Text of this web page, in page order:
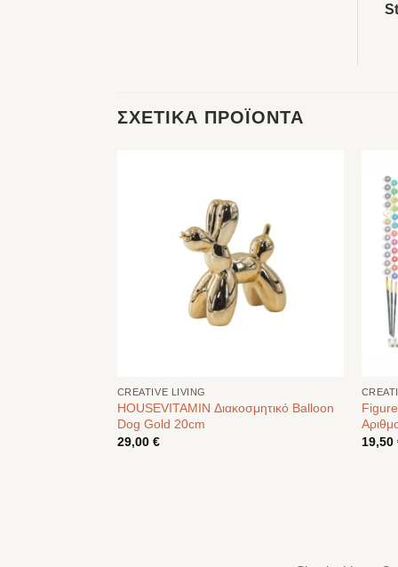
ΣΧΕΤΙΚΆ ΠΡΟΪΌΝΤΑ
CREATIVE LIVING
HOUSEVITAMIN Διακοσμητικό Balloon
Dog Gold 20cm
29,00 €
19,50